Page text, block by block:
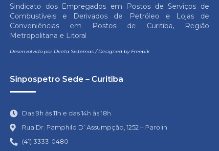
Sindicato dos Empregados em Postos de Serviços de
Combustíveis e Derivados de Petróleo e Lojas de
Conveniências em Postos de Curitiba, Região
Metropolitana e Litoral
Desenvolvido por Direta Sistemas/Designed by Freepik
Sinpospetro Sede – Curitiba
Das 9h às 11h e das 14h às 18h
Rua Dr. Pamphilo D’ Assumpção, 1252 – Parolin
(41) 3333-0480